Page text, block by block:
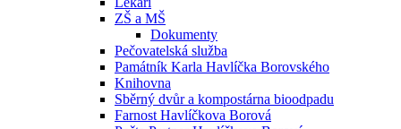
ZŠ a MŠ
Dokumenty
Pečovatelská služba
Památník Karla Havlíčka Borovského
Knihovna
Sběrný dvůr a kompostárna bioodpadu
Farnost Havlíčkova Borová